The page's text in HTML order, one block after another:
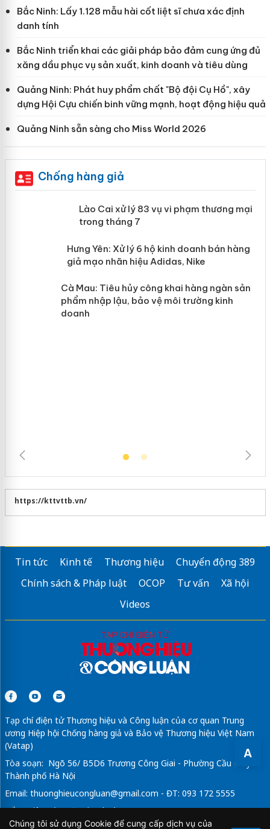
A
Bắc Ninh: Lấy 1.128 mẫu hài cốt liệt sĩ chưa xác định
danh tính
Bắc Ninh triển khai các giải pháp bảo đảm cung ứng đủ
xăng dầu phục vụ sản xuất, kinh doanh và tiêu dùng
Quảng Ninh: Phát huy phẩm chất "Bộ đội Cụ Hồ", xây
dựng Hội Cựu chiến binh vững mạnh, hoạt động hiệu quả
Quảng Ninh sẵn sàng cho Miss World 2026
Chống hàng giả
Lào Cai xử lý 83 vụ vi phạm thương
mại trong tháng 7
Hưng Yên: Xử lý 6 hộ kinh doanh bán hàng
giả mạo nhãn hiệu Adidas, Nike
https://kttvttb.vn/
Tin tức Kinh tế Thương hiệu
Chuyển động 389
Chính sách & Pháp luật
OCOP Tư vấn
Xã hội
Videos
Tạp chí điện tử Thương hiệu và Công luận của cơ quan Trung
ương Hiệp hội Chống hàng giả và Bảo vệ Thương hiệu Việt Nam
(Vatap)
Tòa soạn: Ngõ 56/ B5D6 Trương Công Giai - Phường Cầu Giấy -
Thành phố Hà Nội
Email: thuonghieucongluan@gmail.com - ĐT: 093 172 5555
Tổng Biên Tập: Vũ Đức Thuận
Chúng tôi sử dụng Cookie để cung cấp dịch vụ của